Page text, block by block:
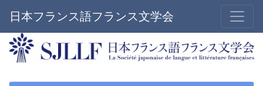
日本フランス語フランス文学会